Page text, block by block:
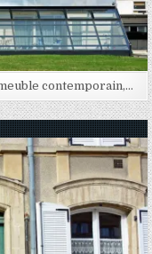
contemporain,…